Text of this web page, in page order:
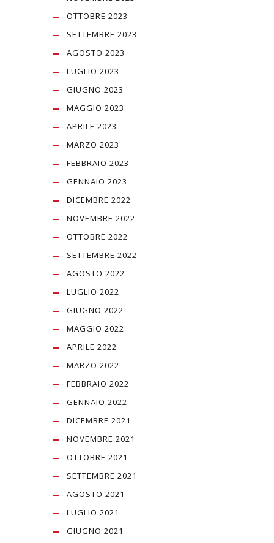
OTTOBRE 2023
SETTEMBRE 2023
AGOSTO 2023
LUGLIO 2023
GIUGNO 2023
MAGGIO 2023
APRILE 2023
MARZO 2023
FEBBRAIO 2023
GENNAIO 2023
DICEMBRE 2022
NOVEMBRE 2022
OTTOBRE 2022
SETTEMBRE 2022
AGOSTO 2022
LUGLIO 2022
GIUGNO 2022
MAGGIO 2022
APRILE 2022
MARZO 2022
FEBBRAIO 2022
GENNAIO 2022
DICEMBRE 2021
NOVEMBRE 2021
OTTOBRE 2021
SETTEMBRE 2021
AGOSTO 2021
LUGLIO 2021
GIUGNO 2021